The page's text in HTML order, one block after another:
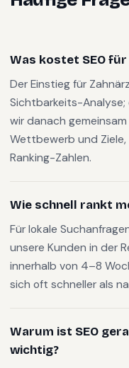
Was kostet SEO
Der Einstieg für
Sichtbarkeits-Analyse;
wir danach
Wettbewerb und
Ranking-Zahlen.
Wie schnell rankt
Für lokale
unsere Kunden in der
innerhalb von 4–8
sich oft schneller als
Warum ist SEO
wichtig?